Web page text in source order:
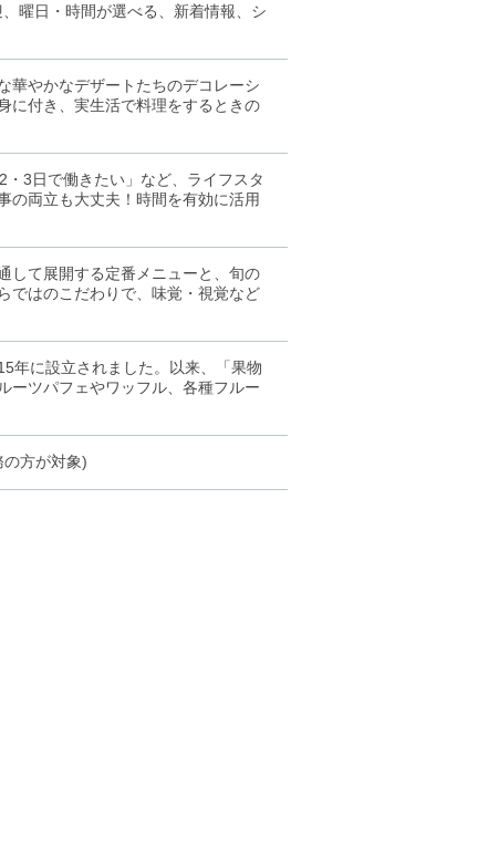
曜日・時間が選べる、新着情報、シ
華やかなデザートたちのデコレーシ
に付き、実生活で料理をするときの
・3日で働きたい」など、ライフスタ
の両立も大丈夫！時間を有効に活用
して展開する定番メニューと、旬の
ではのこだわりで、味覚・視覚など
年に設立されました。以来、「果物
ーツパフェやワッフル、各種フルー
方が対象)